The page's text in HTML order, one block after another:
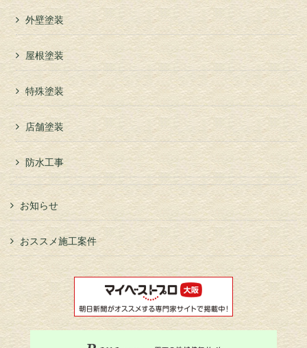
外壁塗装
屋根塗装
特殊塗装
店舗塗装
防水工事
お知らせ
おススメ施工案件